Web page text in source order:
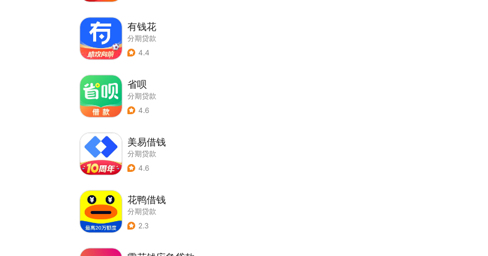
有钱花
分期贷款
4.4
省呗
分期贷款
4.6
美易借钱
分期贷款
4.6
花鸭借钱
分期贷款
2.3